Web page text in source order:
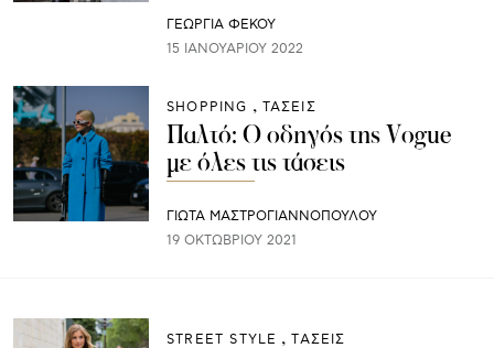
ΓΕΩΡΓΙΑ ΦΕΚΟΥ
15 ΙΑΝΟΥΑΡΊΟΥ 2022
SHOPPING ΤΑΣΕΙΣ
Παλτό: Ο οδηγός της Vogue
με όλες τις τάσεις
ΓΙΩΤΑ ΜΑΣΤΡΟΓΙΑΝΝΟΠΟΥΛΟΥ
19 ΟΚΤΩΒΡΊΟΥ 2021
STREET STYLE ΤΑΣΕΙΣ